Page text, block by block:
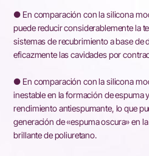
● En comparación con la silicona
puede reducir considerablemente la
sistemas de recubrimiento a base de
eficazmente las cavidades por
● En comparación con la silicona
inestable en la formación de espuma
rendimiento antiespumante, lo que
generación de «espuma oscura» en
brillante de poliuretano.